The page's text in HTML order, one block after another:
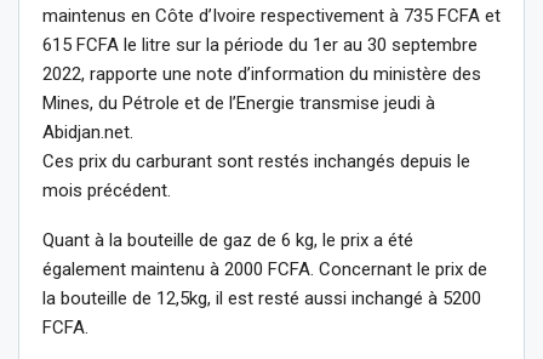
maintenus en Côte d’Ivoire respectivement à 735 FCFA et
615 FCFA le litre sur la période du 1er au 30 septembre
2022, rapporte une note d’information du ministère des
Mines, du Pétrole et de l’Energie transmise jeudi à
Abidjan.net.
Ces prix du carburant sont restés inchangés depuis le
mois précédent.
Quant à la bouteille de gaz de 6 kg, le prix a été
également maintenu à 2000 FCFA. Concernant le prix de
la bouteille de 12,5kg, il est resté aussi inchangé à 5200
FCFA.